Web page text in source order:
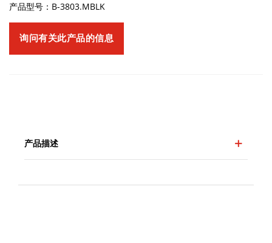
产品型号：B-3803.MBLK
询问有关此产品的信息
产品描述